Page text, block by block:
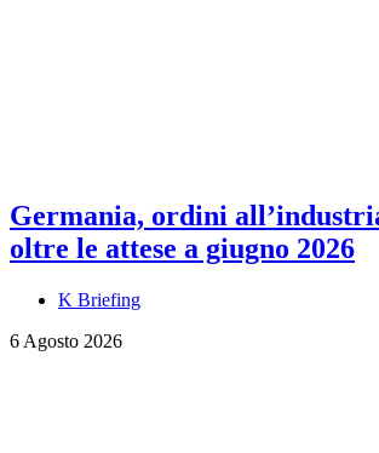
Germania, ordini
oltre le attese a giugno 2026
K Briefing
6 Agosto 2026